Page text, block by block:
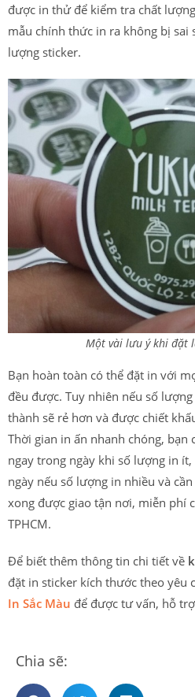
được in thử để kiểm tra chất
mẫu chính thức in ra không bị sai
lượng sticker.
Một vài lưu ý khi đặt
Bạn hoàn toàn có thể đặt in với
đều được. Tuy nhiên nếu số
thành sẽ rẻ hơn và được chiết
Thời gian in ấn nhanh chóng, bạn
ngay trong ngày khi số lượng in ít,
ngày nếu số lượng in nhiều và
xong được giao tận nơi, miễn phí
TPHCM.
Để biết thêm thông tin chi tiết về
đặt in sticker kích thước theo yêu
In Sắc Màu để được tư vấn, hỗ
Chia sẽ: